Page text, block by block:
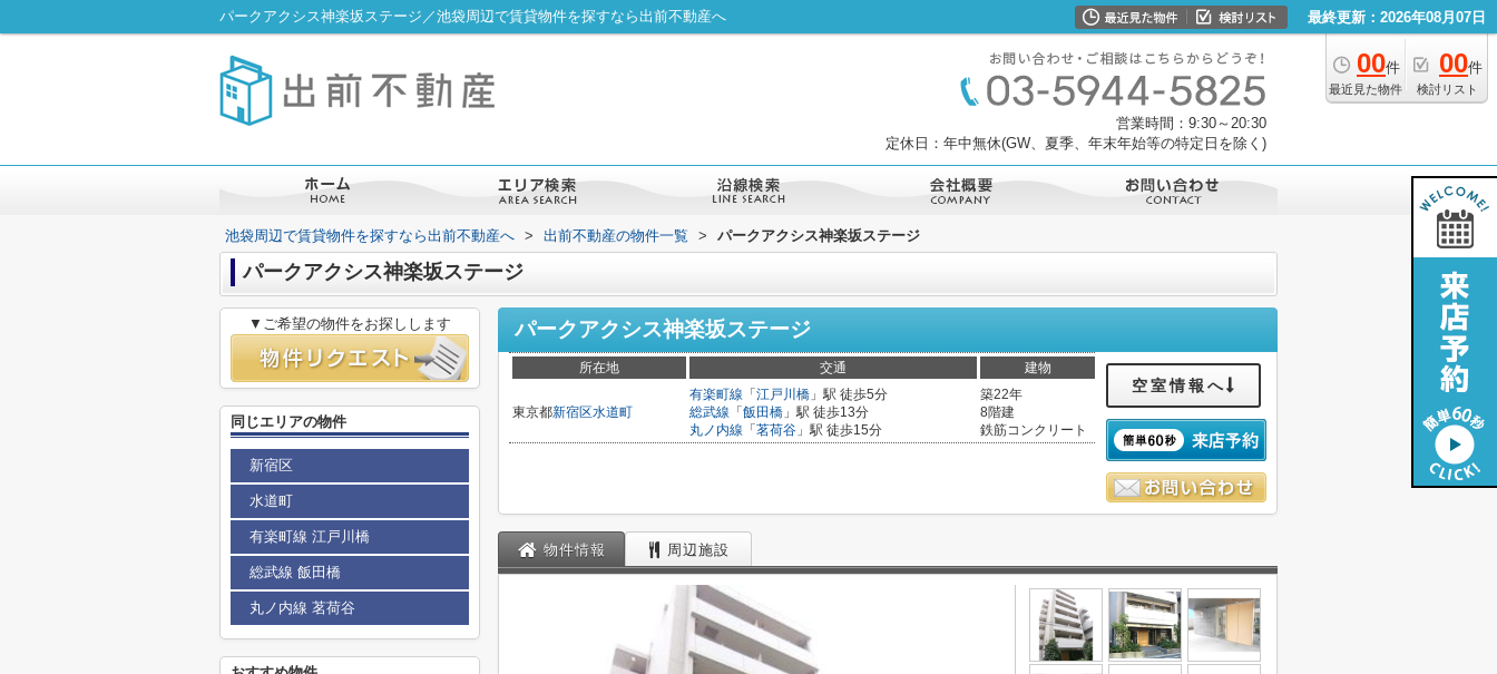
パークアクシス神楽坂ステージ／池袋周辺で賃貸物件を探すなら出前不動産へ 最終更新：2026年08月07日
00件
最近見た物件
00件
検討リスト
営業時間：9:30～20:30
定休日：年中無休(GW、夏季、年末年始等の特定日を除く)
池袋周辺で賃貸物件を探すなら出前不動産へ > 出前不動産の物件一覧 > パークアクシス神楽坂ステージ
パークアクシス神楽坂ステージ
パークアクシス神楽坂ステージ
所在地 交通 建物
東京都新宿区水道町
有楽町線 「 江戸川橋 」駅 徒歩5分
総武線 「 飯田橋 」駅 徒歩13分
丸ノ内線 「 茗荷谷 」駅 徒歩15分
築22年
8階建
鉄筋コンクリート
空室情報へ
物件情報 周辺施設
▼ご希望の物件をお探しします
同じエリアの物件
新宿区
水道町
有楽町線 江戸川橋
総武線 飯田橋
丸ノ内線 茗荷谷